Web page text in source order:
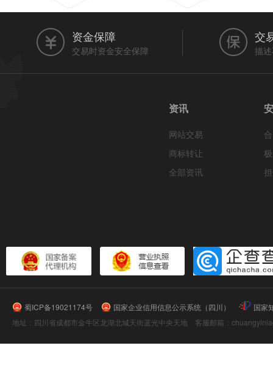
资金保障
交易时资金安全保障
交
描
资讯
网站交易
商标转让
全部资讯
蜀ICP备19021174号 国家企业信用信息公示系统（四川）
国家
地址：四川省成都市金牛区龙湖北城天街蓝光中央天地 客服邮箱：